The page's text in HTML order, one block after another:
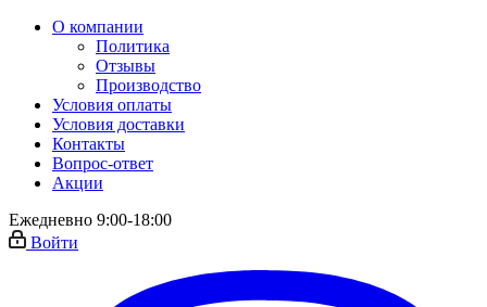
О компании
Политика
Отзывы
Производство
Условия оплаты
Условия доставки
Контакты
Вопрос-ответ
Акции
Ежедневно 9:00-18:00
Войти